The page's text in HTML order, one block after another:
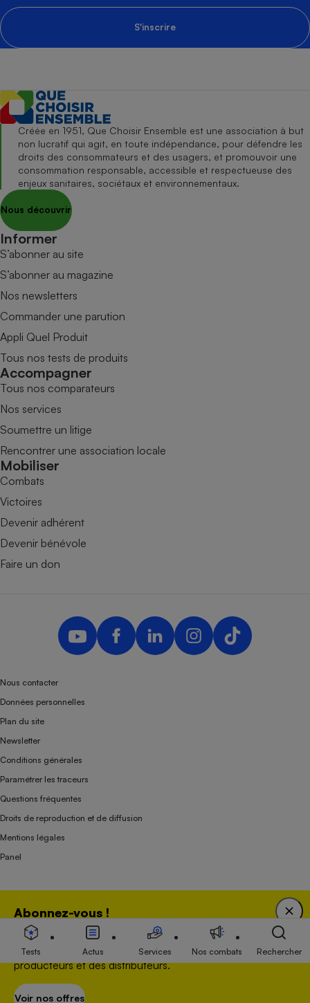
S'inscrire
Abonnez-vous !
Bénéficiez d'une expertise unique tout en soutenant
une association 100 % indépendante de l'Etat, des
producteurs et des distributeurs.
Voir nos offres
Créée en 1951, Que Choisir Ensemble est une association à but
non lucratif qui agit, en toute indépendance, pour défendre les
droits des consommateurs et des usagers, et promouvoir une
consommation responsable, accessible et respectueuse des
enjeux sanitaires, sociétaux et environnementaux.
Nous découvrir
Informer
S’abonner au site
S’abonner au magazine
Nos newsletters
Commander une parution
Appli Quel Produit
Tous nos tests de produits
Accompagner
Tous nos comparateurs
Nos services
Soumettre un litige
Rencontrer une association locale
Mobiliser
Combats
Victoires
Devenir adhérent
Devenir bénévole
Faire un don
Nous contacter
Données personnelles
Plan du site
Newsletter
Conditions générales
Paramétrer les traceurs
Questions fréquentes
Droits de reproduction et de diffusion
Mentions légales
Panel
Association indépendante de l’État, des syndicats, des producteurs et des
distributeurs depuis 1951.
Tests Actus Services Nos combats Rechercher